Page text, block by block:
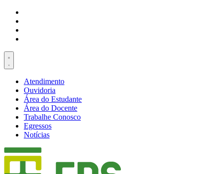
Atendimento
Ouvidoria
Área do Estudante
Área do Docente
Trabalhe Conosco
Egressos
Notícias